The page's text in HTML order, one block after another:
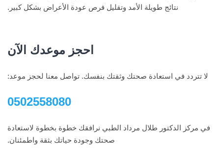
نتائج طويلة الأمد وتقليل فرص عودة الأعراض بشكل كبير.
احجز موعدك الآن
لا تتردد في استعادة صحتك وثقتك بنفسك. تواصل معنا لحجز موعد:
0502558080
في مركز الدكتور طلال مرداد الطبي نرافقك خطوة بخطوة لاستعادة
صحتك وجودة حياتك بثقة واطمئنان.